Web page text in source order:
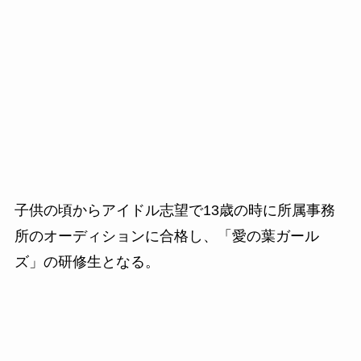
子供の頃からアイドル志望で13歳の時に所属事務
所のオーディションに合格し、「愛の葉ガール
ズ」の研修生となる。